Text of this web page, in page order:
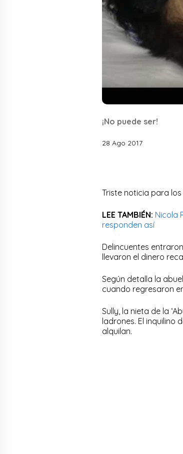
¡No puede ser!
28 Ago 2017
Triste noticia para
LEE TAMBIÉN: Nicola
responden así
Delincuentes
llevaron el dinero
Según detalla la
cuando regresaron
Sully, la nieta de la
ladrones. El inquilino
alquilan.